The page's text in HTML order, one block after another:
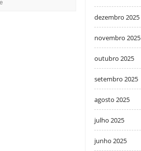
dezembro 2025
novembro 2025
outubro 2025
setembro 2025
agosto 2025
julho 2025
junho 2025